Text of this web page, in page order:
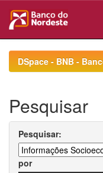
navigationDSpace - BNB -
Pesquisar
Pesquisar:
por